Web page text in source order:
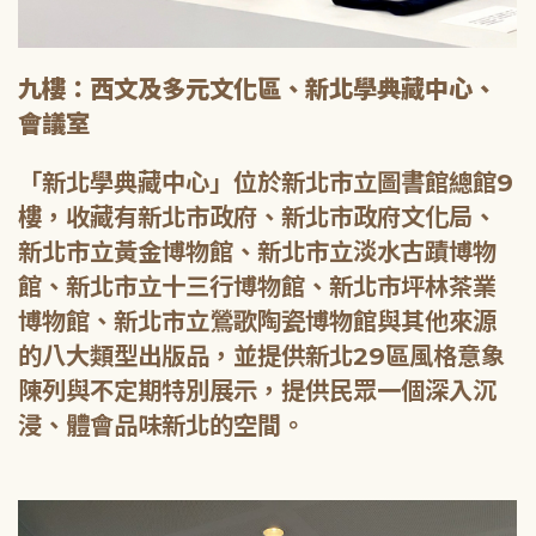
九樓：西文及多元文化區、新北學典藏中心、
會議室
「新北學典藏中心」位於新北市立圖書館總館9
樓，收藏有新北市政府、新北市政府文化局、
新北市立黃金博物館、新北市立淡水古蹟博物
館、新北市立十三行博物館、新北市坪林茶業
博物館、新北市立鶯歌陶瓷博物館與其他來源
的八大類型出版品，並提供新北29區風格意象
陳列與不定期特別展示，提供民眾一個深入沉
浸、體會品味新北的空間。